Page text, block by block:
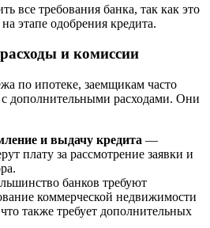
все требования банка, так как это
этапе одобрения кредита.
и комиссии
по ипотеке, заемщикам часто
с дополнительными расходами. Они
и выдачу кредита —
плату за рассмотрение заявки и
банков требуют
коммерческой недвижимости
также требует дополнительных